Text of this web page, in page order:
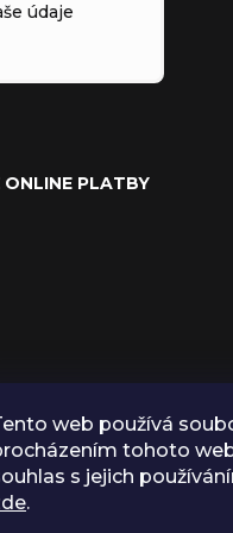
web používá
tohoto
s jejich
.
údaje
ONLINE PLATBY